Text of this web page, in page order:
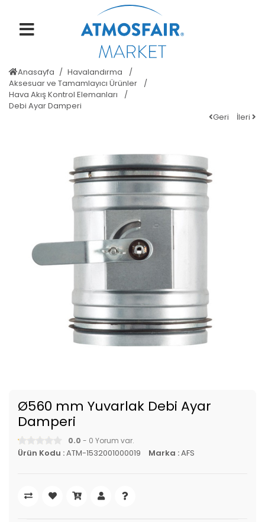
Anasayfa
Havalandırma
Aksesuar ve Tamamlayıcı Ürünler
Hava Akış Kontrol Elemanları
Debi Ayar Damperi
Geri
İleri
Ø560 mm Yuvarlak Debi Ayar
Damperi
0.0 - 0 Yorum var.
Ürün Kodu :ATM-1532001000019 Marka :AFS